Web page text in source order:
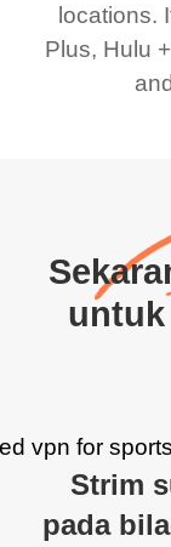
locations.
Plus, Hulu
Strim
pada